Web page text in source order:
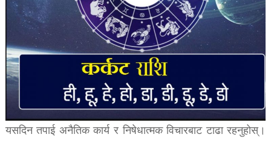
यसदिन तपाई अनैतिक कार्य र निषेधात्मक विचारबाट टाढा रहनुहोस्।